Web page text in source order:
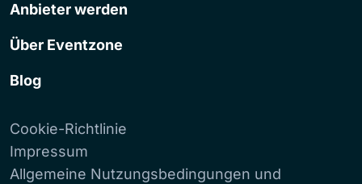
Anbieter werden
Über Eventzone
Blog
Cookie-Richtlinie
Impressum
Allgemeine Nutzungsbedingungen und